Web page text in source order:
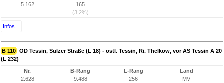
5.162
165
(3,2%)
Infos...
B 110 OD Tessin, Sülzer Straße (L 18) - östl. Tessin, Ri. Thelkow, vor AS Tessin A 20
(L 232)
Nr.
2.628
B-Rang
9.488
L-Rang
256
Land
MV